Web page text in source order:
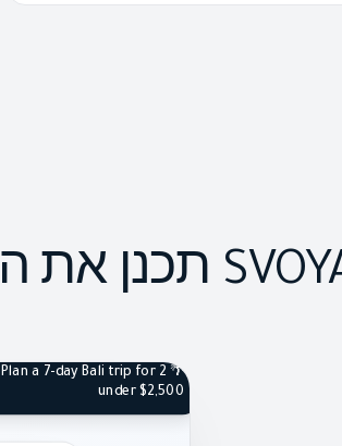
Plan a 7-day Bali trip for 2 🌴
under $2,500